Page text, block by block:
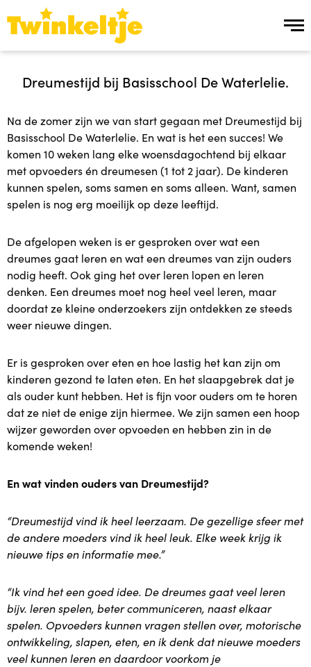
Team Twinkeltje
Manier van werken
Ons aanbod
Ons aanbod
Babytijd
Dreumestijd
Peuter in Zicht
Opvoeden en Zo
Speel & Verbind® (invest in play)
Omgaan met pubers
Praten met Pubers
Opvoeden in een wereld vol apps en schermen
Agenda
Contact
Dreumestijd bij Basisschool De Waterlelie.
Na de zomer zijn we van start gegaan met Dreumestijd bij
Basisschool De Waterlelie. En wat is het een succes! We
komen 10 weken lang elke woensdagochtend bij elkaar
met opvoeders én dreumesen (1 tot 2 jaar). De kinderen
kunnen spelen, soms samen en soms alleen. Want, samen
spelen is nog erg moeilijk op deze leeftijd.
De afgelopen weken is er gesproken over wat een
dreumes gaat leren en wat een dreumes van zijn ouders
nodig heeft. Ook ging het over leren lopen en leren
denken. Een dreumes moet nog heel veel leren, maar
doordat ze kleine onderzoekers zijn ontdekken ze steeds
weer nieuwe dingen.
Er is gesproken over eten en hoe lastig het kan zijn om
kinderen gezond te laten eten. En het slaapgebrek dat je
als ouder kunt hebben. Het is fijn voor ouders om te horen
dat ze niet de enige zijn hiermee. We zijn samen een hoop
wijzer geworden over opvoeden en hebben zin in de
komende weken!
En wat vinden ouders van Dreumestijd?
“Dreumestijd vind ik heel leerzaam. De gezellige sfeer met
de andere moeders vind ik heel leuk. Elke week krijg ik
nieuwe tips en informatie mee.”
“Ik vind het een goed idee. De dreumes gaat veel leren
bijv. leren spelen, beter communiceren, naast elkaar
spelen. Opvoeders kunnen vragen stellen over, motorische
ontwikkeling, slapen, eten, en ik denk dat nieuwe moeders
veel kunnen leren en daardoor voorkom je